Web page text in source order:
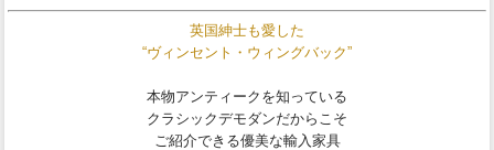
英国紳士も愛した
“ヴィンセント・ウィングバック”
本物アンティークを知っている
クラシックデモダンだからこそ
ご紹介できる優美な輸入家具